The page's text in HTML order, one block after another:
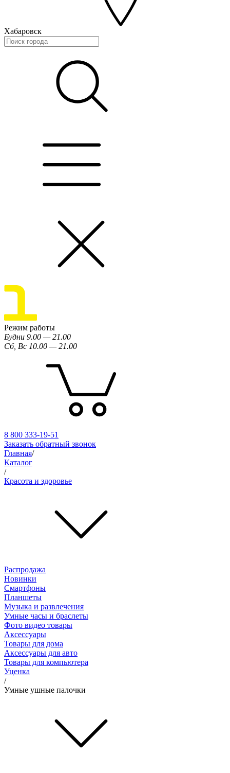
Хабаровск
Режим работы
Будни 9.00 — 21.00
Сб, Вс 10.00 — 21.00
8 800 333-19-51
Заказать обратный звонок
Главная/
Каталог
/
Красота и здоровье
Распродажа
Новинки
Смартфоны
Планшеты
Музыка и развлечения
Умные часы и браслеты
Фото видео товары
Аксессуары
Товары для дома
Аксессуары для авто
Товары для компьютера
Уценка
/
Умные ушные палочки